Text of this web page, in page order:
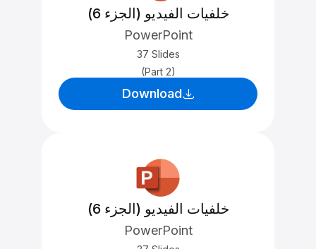
خلفيات الفيديو (الجزء 6)
PowerPoint
37 Slides
(Part 2)
Download
خلفيات الفيديو (الجزء 6)
PowerPoint